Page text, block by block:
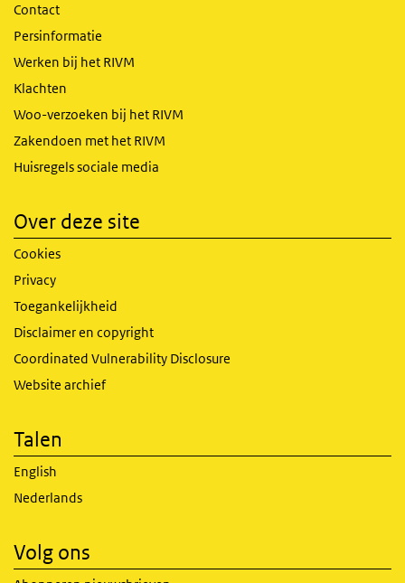
Contact
Persinformatie
Werken bij het RIVM
Klachten
Woo-verzoeken bij het RIVM
Zakendoen met het RIVM
Huisregels sociale media
Over deze site
Cookies
Privacy
Toegankelijkheid
Disclaimer en copyright
Coordinated Vulnerability Disclosure
Website archief
Talen
English
Nederlands
Volg ons